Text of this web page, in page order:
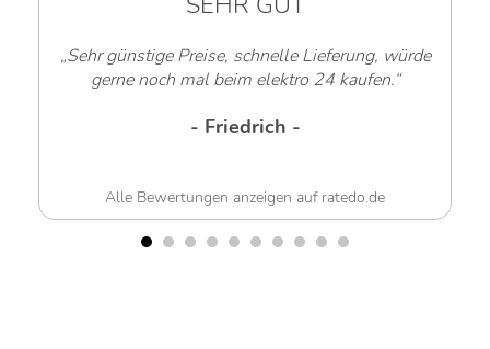
„Sehr günstige Preise, schnelle Lieferung, würde
gerne noch mal beim elektro 24 kaufen.“
- Friedrich -
Alle Bewertungen anzeigen auf ratedo.de